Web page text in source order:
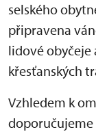
selského
připravena
lidové obyčeje
křesťanských
Vzhledem k
doporučujeme